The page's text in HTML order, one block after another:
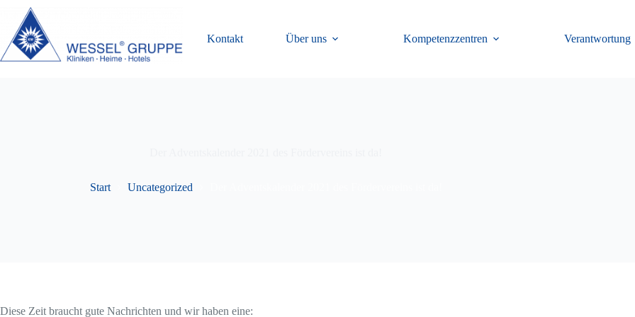
Inhalt
springen
Kontakt Über uns Kompetenzzentren Verantwortung
Start Uncategorized
Diese Zeit braucht gute Nachrichten und wir haben eine: